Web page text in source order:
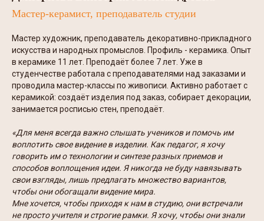
Мастер-керамист, преподаватель студии
Мастер художник, преподаватель декоративно-прикладного
искусства и народных промыслов. Профиль - керамика. Опыт
в керамике 11 лет. Преподаёт более 7 лет. Уже в
студенчестве работала с преподавателями над заказами и
проводила мастер-классы по живописи. Активно работает с
керамикой: создаёт изделия под заказ, собирает декорации,
занимается росписью стен, преподаёт.
«Для меня всегда важно слышать учеников и помочь им
воплотить свое видение в изделии. Как педагог, я хочу
говорить им о технологии и синтезе разных приемов и
способов воплощения идеи. Я никогда не буду навязывать
свои взгляды, лишь предлагать множество вариантов,
чтобы они обогащали видение мира.
Мне хочется, чтобы приходя к нам в студию, они встречали
не просто учителя и строгие рамки. Я хочу, чтобы они знали